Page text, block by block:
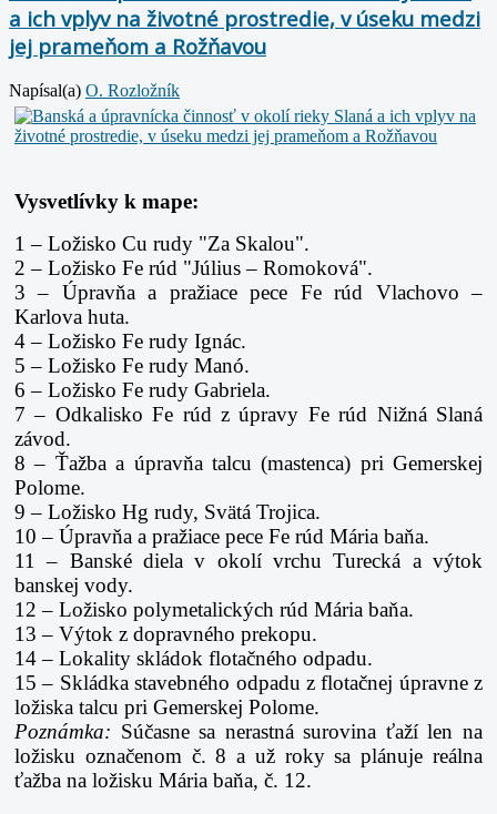
a ich vplyv na životné prostredie, v úseku medzi
jej prameňom a Rožňavou
Napísal(a) O. Rozložník
Vysvetlívky k mape:
1 – Ložisko Cu rudy "Za Skalou".
2 – Ložisko Fe rúd "Július – Romoková".
3 – Úpravňa a pražiace pece Fe rúd Vlachovo –
Karlova huta.
4 – Ložisko Fe rudy Ignác.
5 – Ložisko Fe rudy Manó.
6 – Ložisko Fe rudy Gabriela.
7 – Odkalisko Fe rúd z úpravy Fe rúd Nižná Slaná
závod.
8 – Ťažba a úpravňa talcu (mastenca) pri Gemerskej
Polome.
9 – Ložisko Hg rudy, Svätá Trojica.
10 – Úpravňa a pražiace pece Fe rúd Mária baňa.
11 – Banské diela v okolí vrchu Turecká a výtok
banskej vody.
12 – Ložisko polymetalických rúd Mária baňa.
13 – Výtok z dopravného prekopu.
14 – Lokality skládok flotačného odpadu.
15 – Skládka stavebného odpadu z flotačnej úpravne z
ložiska talcu pri Gemerskej Polome.
Poznámka: Súčasne sa nerastná surovina ťaží len na
ložisku označenom č. 8 a už roky sa plánuje reálna
ťažba na ložisku Mária baňa, č. 12.